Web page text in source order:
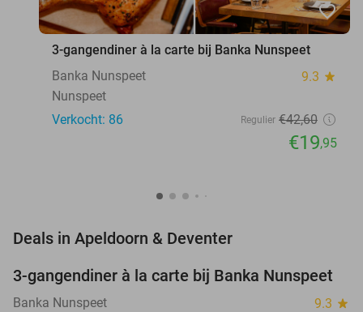
favorite_border
3-gangendiner à la carte bij Banka Nunspeet
Banka Nunspeet
9.3 star
Nunspeet
Verkocht: 86
Regulier €42,60
€19,95
Deals in Apeldoorn & Deventer
53%
NEW
TODAY
3-gangendiner à la carte bij Banka Nunspeet
Banka Nunspeet 9.3 star